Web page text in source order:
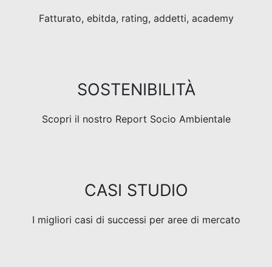
Fatturato, ebitda, rating, addetti, academy
SOSTENIBILITÀ
Scopri il nostro Report Socio Ambientale
CASI STUDIO
I migliori casi di successi per aree di mercato